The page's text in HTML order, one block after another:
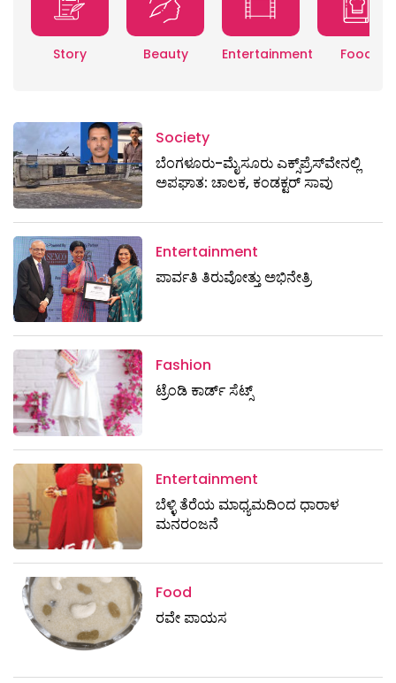
Story Beauty Entertainment Food
Society
ಬೆಂಗಳೂರು-ಮೈಸೂರು ಎಕ್ಸ್​ಪ್ರೆಸ್‌ವೇನಲ್ಲಿ
ಅಪಘಾತ: ಚಾಲಕ, ಕಂಡಕ್ಟರ್ ಸಾವು
Entertainment
ಪಾರ್ವತಿ ತಿರುವೋತ್ತು ಅಭಿನೇತ್ರಿ
Fashion
ಟ್ರೆಂಡಿ ಕಾರ್ಡ್‌ ಸೆಟ್ಸ್
Entertainment
ಬೆಳ್ಳಿ ತೆರೆಯ ಮಾಧ್ಯಮದಿಂದ ಧಾರಾಳ
ಮನರಂಜನೆ
Food
ರವೇ ಪಾಯಸ